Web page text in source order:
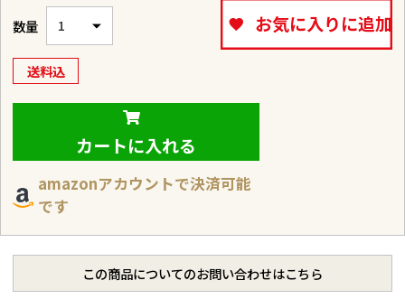
送料込
お気に入りに追加
カートに入れる
amazonアカウントで決済可能
です
この商品についてのお問い合わせはこちら